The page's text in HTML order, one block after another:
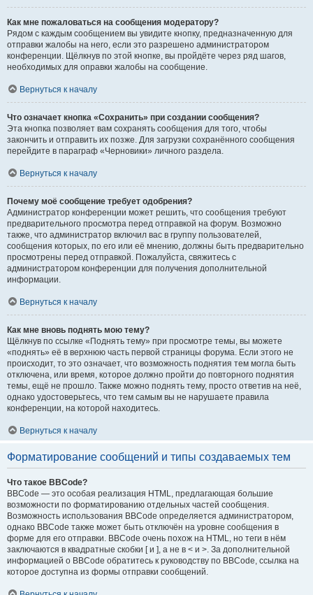
Как мне пожаловаться на сообщения модератору?
Рядом с каждым сообщением вы увидите кнопку, предназначенную для
отправки жалобы на него, если это разрешено администратором
конференции. Щёлкнув по этой кнопке, вы пройдёте через ряд шагов,
необходимых для оправки жалобы на сообщение.
Вернуться к началу
Что означает кнопка «Сохранить» при создании сообщения?
Эта кнопка позволяет вам сохранять сообщения для того, чтобы
закончить и отправить их позже. Для загрузки сохранённого сообщения
перейдите в параграф «Черновики» личного раздела.
Вернуться к началу
Почему моё сообщение требует одобрения?
Администратор конференции может решить, что сообщения требуют
предварительного просмотра перед отправкой на форум. Возможно
также, что администратор включил вас в группу пользователей,
сообщения которых, по его или её мнению, должны быть предварительно
просмотрены перед отправкой. Пожалуйста, свяжитесь с
администратором конференции для получения дополнительной
информации.
Вернуться к началу
Как мне вновь поднять мою тему?
Щёлкнув по ссылке «Поднять тему» при просмотре темы, вы можете
«поднять» её в верхнюю часть первой страницы форума. Если этого не
происходит, то это означает, что возможность поднятия тем могла быть
отключена, или время, которое должно пройти до повторного поднятия
темы, ещё не прошло. Также можно поднять тему, просто ответив на неё,
однако удостоверьтесь, что тем самым вы не нарушаете правила
конференции, на которой находитесь.
Вернуться к началу
Форматирование сообщений и типы создаваемых тем
Что такое BBCode?
BBCode — это особая реализация HTML, предлагающая большие
возможности по форматированию отдельных частей сообщения.
Возможность использования BBCode определяется администратором,
однако BBCode также может быть отключён на уровне сообщения в
форме для его отправки. BBCode очень похож на HTML, но теги в нём
заключаются в квадратные скобки [ и ], а не в < и >. За дополнительной
информацией о BBCode обратитесь к руководству по BBCode, ссылка на
которое доступна из формы отправки сообщений.